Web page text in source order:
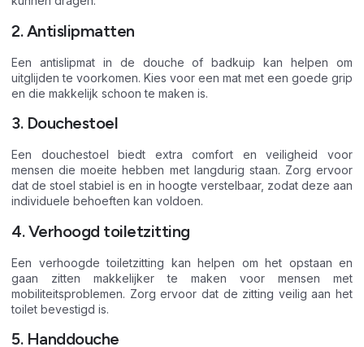
2. Antislipmatten
Een antislipmat in de douche of badkuip kan helpen om
uitglijden te voorkomen. Kies voor een mat met een goede grip
en die makkelijk schoon te maken is.
3. Douchestoel
Een douchestoel biedt extra comfort en veiligheid voor
mensen die moeite hebben met langdurig staan. Zorg ervoor
dat de stoel stabiel is en in hoogte verstelbaar, zodat deze aan
individuele behoeften kan voldoen.
4. Verhoogd toiletzitting
Een verhoogde toiletzitting kan helpen om het opstaan en
gaan zitten makkelijker te maken voor mensen met
mobiliteitsproblemen. Zorg ervoor dat de zitting veilig aan het
toilet bevestigd is.
5. Handdouche